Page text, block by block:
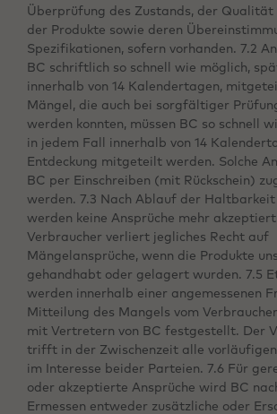
Überprüfung des Zustands, der Qualität
der Produkte sowie deren
Spezifikationen, sofern vorhanden. 7.2
BC schriftlich so schnell wie möglich,
innerhalb von 14 Kalendertagen,
Mängel, die auch bei sorgfältiger
werden konnten, müssen BC so schnell
in jedem Fall innerhalb von 14
Entdeckung mitgeteilt werden. Solche
BC per Einschreiben (mit Rückschein)
werden. 7.3 Nach Ablauf der
werden keine Ansprüche mehr
Verbraucher verliert jegliches Recht auf
Mängelansprüche, wenn die Produkte
gehandhabt oder gelagert wurden. 7.5
werden innerhalb einer angemessenen
Mitteilung des Mangels vom
mit Vertretern von BC festgestellt. Der
trifft in der Zwischenzeit alle
im Interesse beider Parteien. 7.6 Für
oder akzeptierte Ansprüche wird BC
Ermessen entweder zusätzliche oder